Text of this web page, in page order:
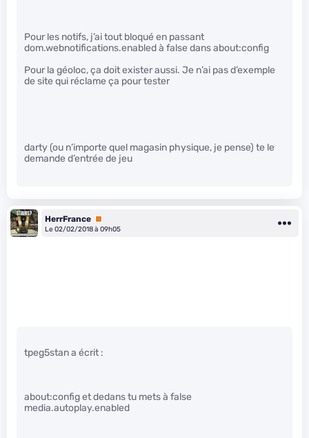
Pour les notifs, j’ai tout bloqué en passant
dom.webnotifications.enabled à false dans about:config
Pour la géoloc, ça doit exister aussi. Je n’ai pas d’exemple
de site qui réclame ça pour tester
darty (ou n’importe quel magasin physique, je pense) te le
demande d’entrée de jeu
HerrFrance Premium
Le 02/02/2018 à 09h05
tpeg5stan a écrit :
about:config et dedans tu mets à false
media.autoplay.enabled